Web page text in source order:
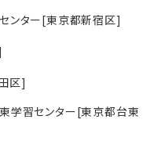
ンター[東京都新宿区]
区]
学習センター[東京都台東